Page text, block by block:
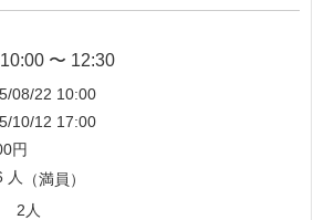
〜 12:30
08/22 10:00
10/12 17:00
円
人
（満員）
2人